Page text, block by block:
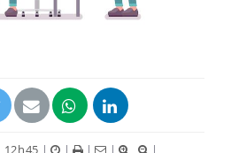
12h45 | | | |
|